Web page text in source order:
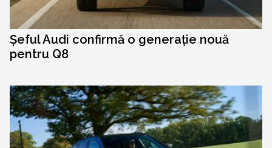
Șeful Audi confirmă o generație nouă
pentru Q8